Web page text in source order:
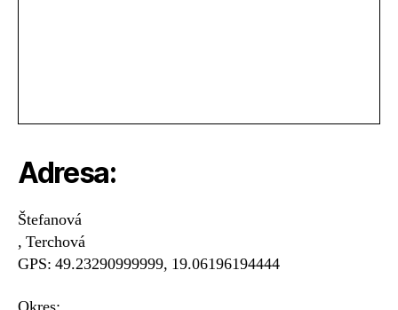
Adresa:
Štefanová
, Terchová
GPS: 49.23290999999, 19.06196194444